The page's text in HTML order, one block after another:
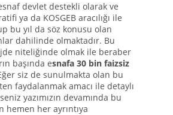
devlet destekli olarak ve
ya da KOSGEB aracılığı ile
bu yıl da söz konusu olan
dahilinde olmaktadır. Bu
niteliğinde olmak ile beraber
başında esnafa 30 bin faizsiz
siz de sunulmakta olan bu
faydalanmak amacı ile detaylı
yazımızın devamında bu
her ayrıntıya